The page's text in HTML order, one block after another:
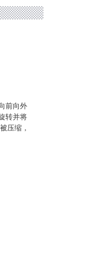
前向外
转并将
压缩，